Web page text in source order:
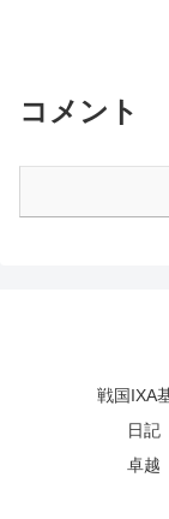
コメント
戦国IXA
日記
卓越